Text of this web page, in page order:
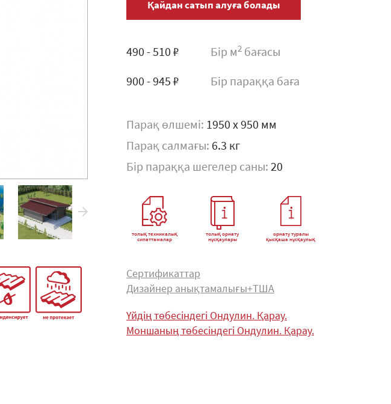
Қайдан сатып алуға болады
490 - 510 ₽ Бір м2 бағасы
900 - 945 ₽ Бір параққа баға
Парақ өлшемі: 1950 x 950 мм
Парақ салмағы: 6.3 кг
Бір параққа шегелер саны: 20
толық техникалық
сипаттамалар
толық орнату
нұсқаулары
орнату туралы
қысқаша нұсқаулық
Сертификаттар
Дизайнер анықтамалығы+ТША
Үйдің төбесіндегі Ондулин. Қарау.
Моншаның төбесіндегі Ондулин. Қарау.